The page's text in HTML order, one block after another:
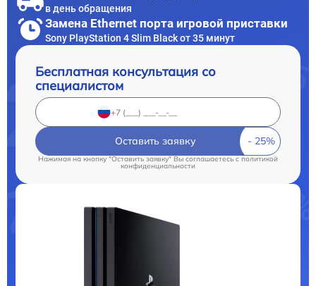
в день обращения
Замена Ethernet порта игровой приставки
Sony PlayStation 4 Slim Black от 35 минут
Бесплатная консультация со
специалистом
Оставить заявку
Нажимая на кнопку "Оставить заявку" Вы соглашаетесь cполитикой
конфиденциальности